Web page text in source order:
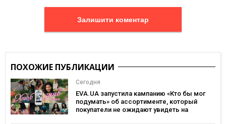
Залишити коментар
ПОХОЖИЕ ПУБЛИКАЦИИ
Сегодня
EVA.UA запустила кампанию «Кто бы мог
подумать» об ассортименте, который
покупатели не ожидают увидеть на